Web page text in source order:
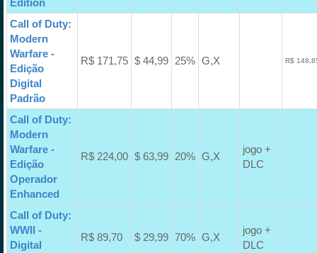
Edition
Call of Duty:
Modern
Warfare -
Edição
Digital
Padrão
R$ 171,75 $ 44,99 25% G,X R$
Call of Duty:
Modern
Warfare -
Edição
Operador
Enhanced
R$ 224,00 $ 63,99 20% G,X
jogo +
DLC
Call of Duty:
WWII -
Digital
R$ 89,70 $ 29,99 70% G,X
jogo +
DLC